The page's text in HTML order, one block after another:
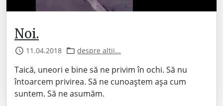
Noi.
11.04.2018 despre altii...
Taică, uneori e bine să ne privim în ochi. Să nu
întoarcem privirea. Să ne cunoaștem așa cum
suntem. Să ne asumăm.